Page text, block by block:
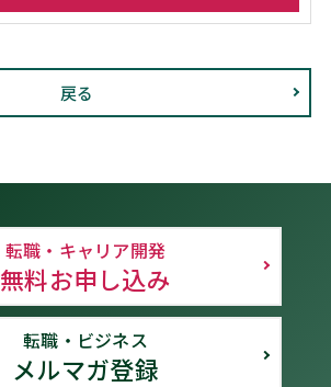
戻る
転職・キャリア開発
無料お申し込み
転職・ビジネス
メルマガ登録